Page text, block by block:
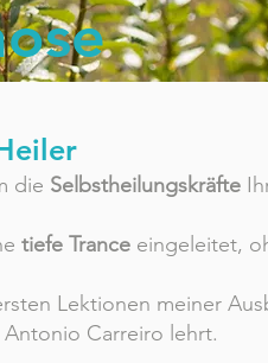
die Selbstheilungskräfte
tiefe Trance eingeleitet,
Lektionen meiner
Carreiro lehrt.